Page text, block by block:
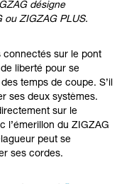
pour
une
spécifique. Validez
capacité à refaire
sécurité, avant
de techniques
exister d’autres
ici.
désigne
ou ZIGZAG PLUS.
connectés sur le pont
liberté pour se
temps de coupe. S’il
ses deux systèmes.
sur le
l’émerillon du ZIGZAG
peut se
ses cordes.